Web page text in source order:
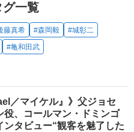
グ一覧
藤真希 #森岡毅
#城彰二
#亀和田武
／マイケル』》父ジョセ
役、コールマン・ドミンゴ
ンタビュー“観客を魅了した